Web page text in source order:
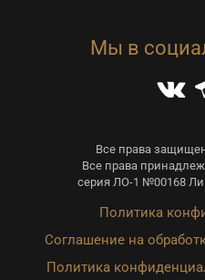
Мы в
Все права
Все права
серия ЛО-1 №00168
Политика
Соглашение на
Политика